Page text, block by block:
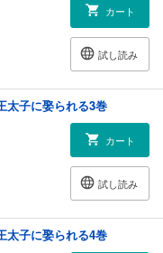
カート
試し読み
太子に娶られる3巻
カート
試し読み
太子に娶られる4巻